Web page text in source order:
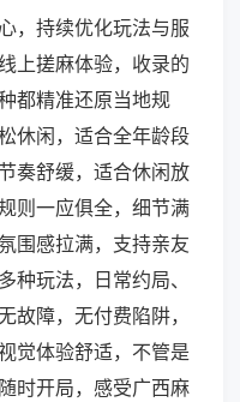
，持续优化玩法与服
上搓麻体验，收录的
都精准还原当地规
休闲，适合全年龄段
奏舒缓，适合休闲放
则一应俱全，细节满
围感拉满，支持亲友
种玩法，日常约局、
故障，无付费陷阱，
觉体验舒适，不管是
时开局，感受广西麻